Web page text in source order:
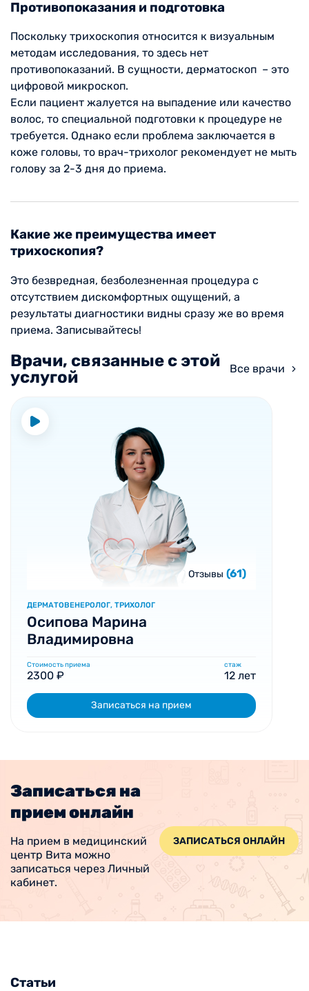
Противопоказания и подготовка
Поскольку трихоскопия относится к визуальным
методам исследования, то здесь нет
противопоказаний. В сущности, дерматоскоп – это
цифровой микроскоп.
Если пациент жалуется на выпадение или качество
волос, то специальной подготовки к процедуре не
требуется. Однако если проблема заключается в
коже головы, то врач-трихолог рекомендует не мыть
голову за 2-3 дня до приема.
Какие же преимущества имеет
трихоскопия?
Это безвредная, безболезненная процедура с
отсутствием дискомфортных ощущений, а
результаты диагностики видны сразу же во время
приема. Записывайтесь!
Врачи, связанные с этой
услугой
Все врачи
Отзывы (61)
ДЕРМАТОВЕНЕРОЛОГ, ТРИХОЛОГ
Осипова Марина
Владимировна
Стоимость приема
2300 ₽
стаж
12 лет
Записаться на прием
Записаться на
прием онлайн
На прием в медицинский
центр Вита можно
записаться через Личный
кабинет.
ЗАПИСАТЬСЯ ОНЛАЙН
Статьи